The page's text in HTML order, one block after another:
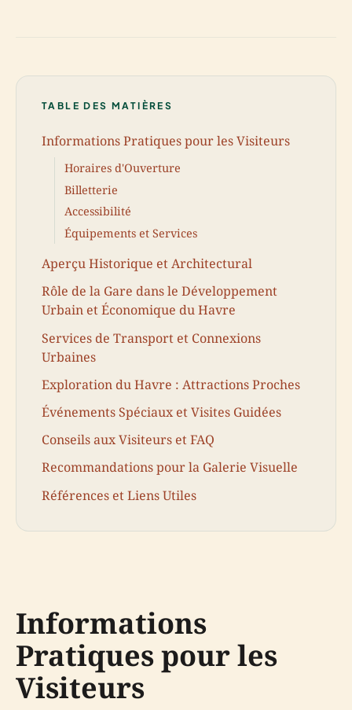
TABLE DES MATIÈRES
Informations Pratiques pour les Visiteurs
Horaires d'Ouverture
Billetterie
Accessibilité
Équipements et Services
Aperçu Historique et Architectural
Rôle de la Gare dans le Développement
Urbain et Économique du Havre
Services de Transport et Connexions
Urbaines
Exploration du Havre : Attractions Proches
Événements Spéciaux et Visites Guidées
Conseils aux Visiteurs et FAQ
Recommandations pour la Galerie Visuelle
Références et Liens Utiles
Informations
Pratiques pour les
Visiteurs